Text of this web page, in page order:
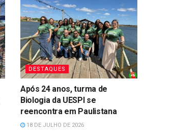
DESTAQUES
Após 24 anos, turma de
Biologia da UESPI se
reencontra em Paulistana
18 DE JULHO DE 2026